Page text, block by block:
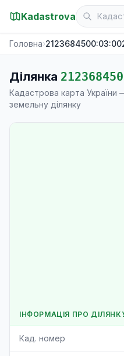
Kadastrova
Головна›
Ділянка
Кадастрова карта України
земельну ділянку
ІНФОРМАЦІЯ ПРО
Кад. номер